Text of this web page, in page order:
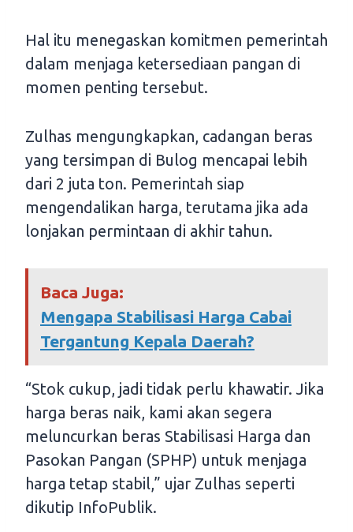
Hal itu menegaskan komitmen pemerintah
dalam menjaga ketersediaan pangan di
momen penting tersebut.
Zulhas mengungkapkan, cadangan beras
yang tersimpan di Bulog mencapai lebih
dari 2 juta ton. Pemerintah siap
mengendalikan harga, terutama jika ada
lonjakan permintaan di akhir tahun.
Baca Juga:
Mengapa Stabilisasi Harga Cabai
Tergantung Kepala Daerah?
“Stok cukup, jadi tidak perlu khawatir. Jika
harga beras naik, kami akan segera
meluncurkan beras Stabilisasi Harga dan
Pasokan Pangan (SPHP) untuk menjaga
harga tetap stabil,” ujar Zulhas seperti
dikutip InfoPublik.